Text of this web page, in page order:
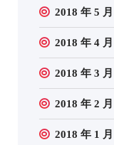
2018 年 5 月
2018 年 4 月
2018 年 3 月
2018 年 2 月
2018 年 1 月